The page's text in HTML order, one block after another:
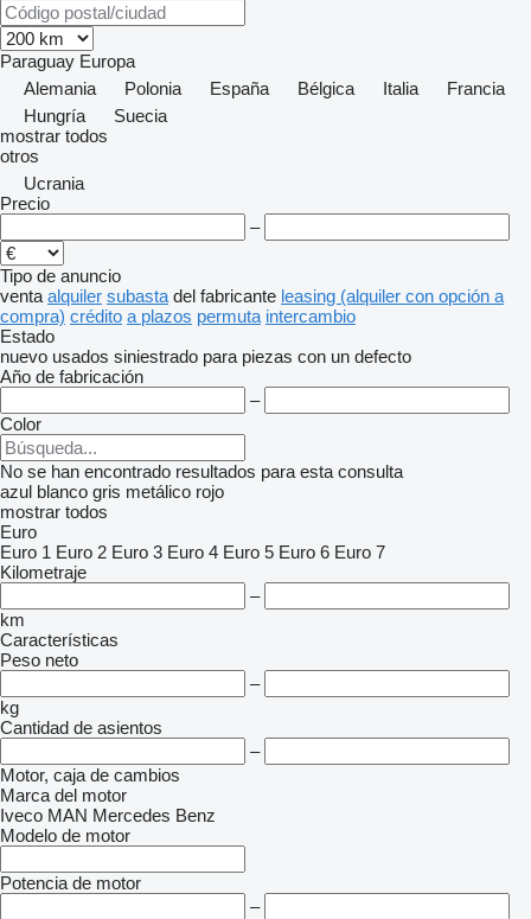
Paraguay Europa
Alemania
Polonia España Bélgica Italia
Francia
Hungría
Suecia
mostrar todos
otros
Ucrania
Precio
–
Tipo de anuncio
venta alquiler subasta del fabricante leasing (alquiler con opción a
compra) crédito a plazos permuta intercambio
Estado
nuevo usados siniestrado para piezas con un defecto
Año de fabricación
–
Color
No se han encontrado resultados para esta consulta
azul blanco gris metálico rojo
mostrar todos
Euro
Euro 1 Euro 2 Euro 3 Euro 4 Euro 5 Euro 6 Euro 7
Kilometraje
–
km
Características
Peso neto
–
kg
Cantidad de asientos
–
Motor, caja de cambios
Marca del motor
Iveco MAN Mercedes Benz
Modelo de motor
Potencia de motor
–